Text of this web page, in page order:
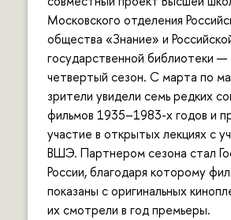
Московского отделения
общества «Знание» и
государственной библиотеки —
четвертый сезон. С марта по
зрители увидели семь редких
фильмов 1935–1983-х годов и
участие в открытых лекциях с
ВШЭ. Партнером сезона стал
России, благодаря которому
показаны с оригинальных
их смотрели в год премьеры.